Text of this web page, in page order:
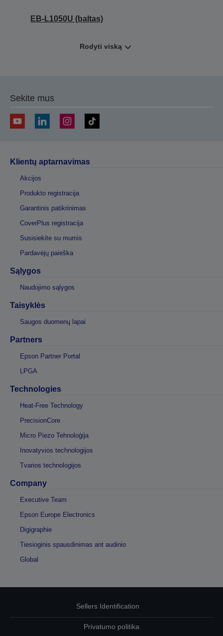
EB-L1050U (baltas)
Rodyti viską
Sekite mus
Klientų aptarnavimas
Akcijos
Produkto registracija
Garantinis patikrinimas
CoverPlus registracija
Susisiekite su mumis
Pardavėjų paieška
Sąlygos
Naudojimo sąlygos
Taisyklės
Saugos duomenų lapai
Partners
Epson Partner Portal
LPGA
Technologies
Heat-Free Technology
PrecisionCore
Micro Piezo Tehnoloģija
Inovatyvios technologijos
Tvarios technologijos
Company
Executive Team
Epson Europe Electronics
Digigraphie
Tiesioginis spausdinimas ant audinio
Global
Sellers Identification
Privatumo politika